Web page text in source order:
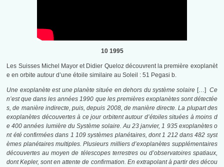
10 1995
Les Suisses Michel Mayor et Didier Queloz découvrent la première exoplanèt
e en orbite autour d’une étoile similaire au Soleil : 51 Pegasi b.
Une exoplanète est une planète située en dehors du système solaire […] Ce
n’est que dans les années 1990 que les premières exoplanètes sont détectée
s, de manière indirecte, puis, depuis 2008, de manière directe. La plupart des
exoplanètes découvertes à ce jour orbitent autour d’étoiles situées à moins d
e 400 années lumière du Système solaire. Au 23 janvier, 1 935 exoplanètes o
nt été confirmées dans 1 109 systèmes planétaires, dont 1 212 dans 482 syst
èmes planétaires multiples. Plusieurs milliers d’exoplanètes supplémentaires
découvertes au moyen de télescopes terrestres ou d’observatoires spatiaux,
dont Kepler, sont en attente de confirmation. En extrapolant à partir des décou